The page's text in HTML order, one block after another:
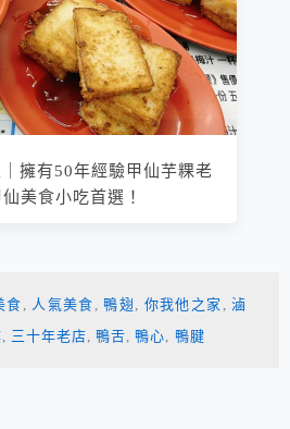
擁有50年經驗甲仙芋粿老
美食小吃首選！
食 , 人氣美食 , 鴨翅 , 你我他之家 , 滷
, 三十年老店, 鴨舌, 鴨心, 鴨腱